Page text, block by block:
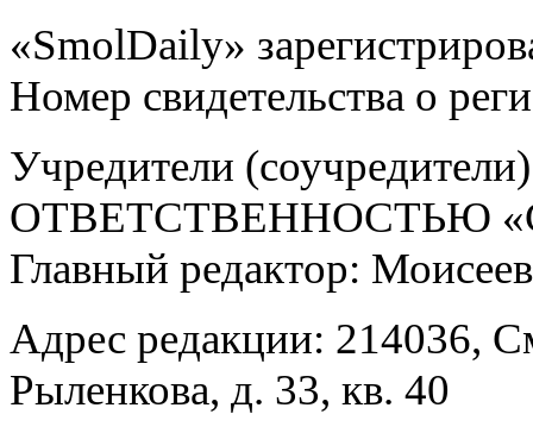
«SmolDaily»
Номер свидетельства о
Учредители
ОТВЕТСТВЕННОСТЬЮ
Главный редактор:
Адрес редакции: 214036,
Рыленкова, д. 33, кв. 40